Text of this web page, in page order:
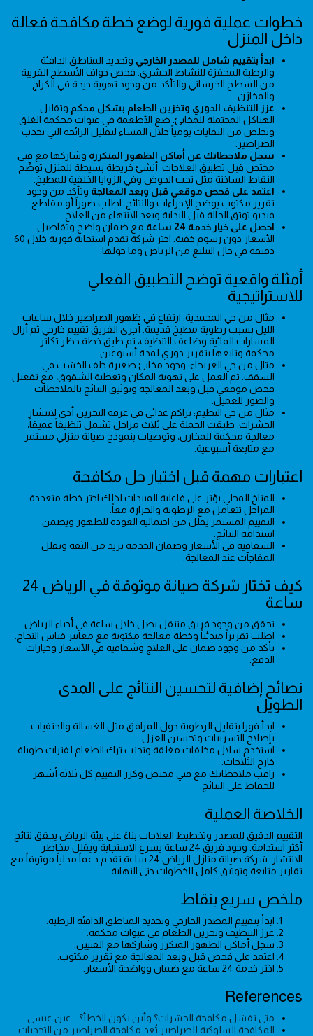
خطوات عملية فورية لوضع خطة مكافحة فعالة
داخل المنزل
ابدأ بتقييم شامل للمصدر الخارجي وتحديد المناطق الدافئة
والرطبة المحفزة للنشاط الحشري. فحص حواف الأسطح القريبة
من السطح الخرساني والتأكد من وجود تهوية جيدة في الكراج
والمخازن.
عزز التنظيف الدوري وتخزين الطعام بشكل محكم وتقليل
الهياكل المحتملة للمخابئ. ضع الأطعمة في عبوات محكمة الغلق
وتخلص من النفايات يومياً خلال المساء لتقليل الرائحة التي تجذب
الصراصير.
سجل ملاحظاتك عن أماكن الظهور المتكررة وشاركها مع فني
مختص قبل تطبيق العلاجات. أنشئ خريطة بسيطة للمنزل توضّح
النقاط الساخنة مثل تحت الحوض وفي الزوايا الخلفية للمطبخ.
اعتمد على فحص موقعي قبل وبعد المعالجة وتأكد من وجود
تقرير مكتوب يوضح الإجراءات والنتائج. اطلب صوراً أو مقاطع
فيديو توثق الحالة قبل البداية وبعد الانتهاء من العلاج.
احصل على خيار خدمة 24 ساعة
مع ضمان واضح وتفاصيل
الأسعار دون رسوم خفية. اختر شركة تقدم استجابة فورية خلال 60
دقيقة في حال التبليغ من الرياض وما حولها.
أمثلة واقعية توضح التطبيق الفعلي
للاستراتيجية
مثال من حي المحمدية: ارتفاع في ظهور الصراصير خلال ساعات
الليل بسبب رطوبة مطبخ قديمة. أجرى الفريق تقييم خارجي ثم أزال
المسارات المائية وضاعف التنظيف، ثم طبق خطة حظر تكاثر
محكمة وتابعها بتقرير دوري لمدة أسبوعين.
مثال من حي العريجاء: وجود مخابئ صغيرة خلف الخشب في
السقف. تم العمل على تهوية المكان وتغطية الشقوق، مع تفعيل
فحص موقعي قبل وبعد المعالجة وتوثيق النتائج بالملاحظات
والصور للعميل.
مثال من حي النظيم: تراكم غذائي في غرفة التخزين أدى لانتشار
الحشرات. طبقت الحملة على ثلاث مراحل تشمل تنظيفاً عميقاً،
معالجة محكمة للمخازن، وتوصيات بنموذج صيانة منزلي مستمر
مع متابعة أسبوعية.
اعتبارات مهمة قبل اختيار حل مكافحة
المناخ المحلي يؤثر على فاعلية المبيدات لذلك اختر خطة متعددة
المراحل تتعامل مع الرطوبة والحرارة معاً.
التقييم المستمر يقلل من احتمالية العودة للظهور ويضمن
استدامة النتائج.
الشفافية في الأسعار وضمان الخدمة تزيد من الثقة وتقلل
المفاجآت عند المعالجة.
كيف تختار شركة صيانة موثوقة في الرياض 24
ساعة
تحقق من وجود فريق متنقل يصل خلال ساعة في أحياء الرياض.
اطلب تقريراً مبدئياً وخطة معالجة مكتوبة مع معايير قياس النجاح.
تأكد من وجود ضمان على العلاج وشفافية في الأسعار وخيارات
الدفع.
نصائح إضافية لتحسين النتائج على المدى
الطويل
ابدأ فورا بتقليل الرطوبة حول المرافق مثل الغسالة والحنفيات
بإصلاح التسريبات وتحسين العزل.
استخدم سلال مخلفات مغلقة وتجنب ترك الطعام لفترات طويلة
خارج الثلاجات.
راقب ملاحظاتك مع فني مختص وكرر التقييم كل ثلاثة أشهر
للحفاظ على النتائج.
الخلاصة العملية
التقييم الدقيق للمصدر وتخطيط العلاجات بناءً على بيئة الرياض يحقق نتائج
أكثر استدامة. وجود فريق 24 ساعة يسرع الاستجابة ويقلل مخاطر
الانتشار. شركة صيانة منازل الرياض 24 ساعة تقدم دعماً محلياً موثوقاً مع
تقارير متابعة وتوثيق كامل للخطوات حتى النهاية.
ملخص سريع بنقاط
ابدأ بتقييم المصدر الخارجي وتحديد المناطق الدافئة الرطبة.
عزز التنظيف وتخزين الطعام في عبوات محكمة.
سجل أماكن الظهور المتكرر وشاركها مع الفنيين.
اعتمد على فحص قبل وبعد المعالجة مع تقرير مكتوب.
اختر خدمة 24 ساعة مع ضمان وواضحة الأسعار.
References
متى تفشل مكافحة الحشرات؟ وأين يكون الخطأ؟ - عين عيسى
المكافحة السلوكية للصراصير تُعد مكافحة الصراصير من التحديات